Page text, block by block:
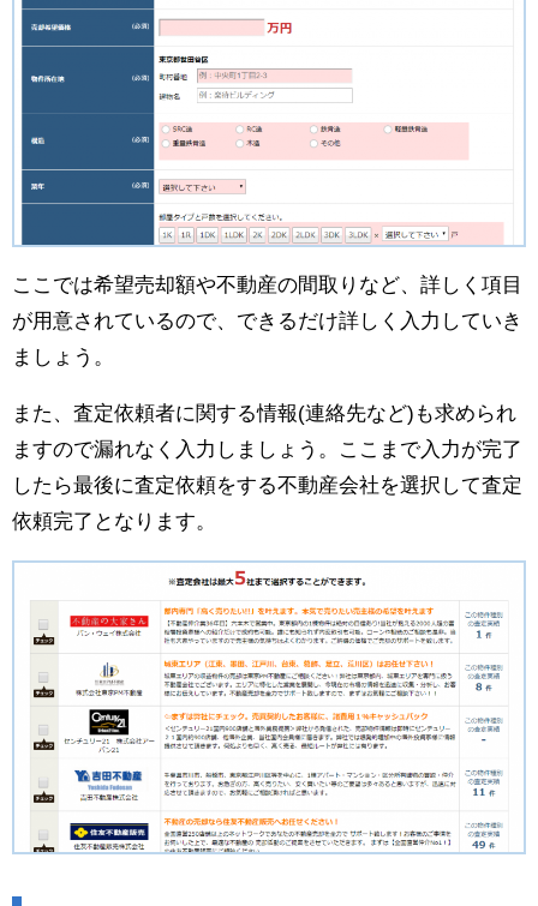
ここでは希望売却額や不動産の間取りなど、詳しく項目
が用意されているので、できるだけ詳しく入力していき
ましょう。
また、査定依頼者に関する情報(連絡先など)も求められ
ますので漏れなく入力しましょう。ここまで入力が完了
したら最後に査定依頼をする不動産会社を選択して査定
依頼完了となります。